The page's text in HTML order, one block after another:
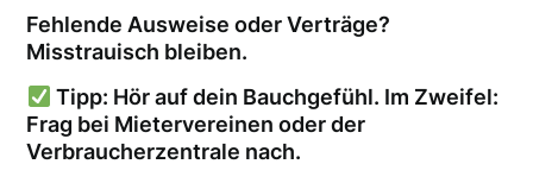
Fehlende Ausweise oder Verträge?
Misstrauisch bleiben.
Tipp: Hör auf dein Bauchgefühl. Im Zweifel:
Frag bei Mietervereinen oder der
Verbraucherzentrale nach.